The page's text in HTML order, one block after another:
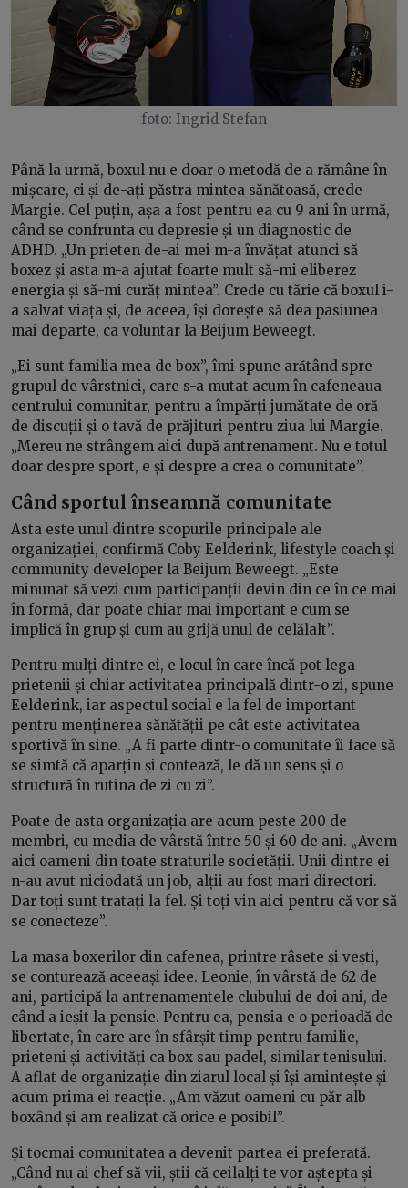
foto: Ingrid Stefan
Până la urmă, boxul nu e doar o metodă de a rămâne în
mișcare, ci și de-ați păstra mintea sănătoasă, crede
Margie. Cel puțin, așa a fost pentru ea cu 9 ani în urmă,
când se confrunta cu depresie și un diagnostic de
ADHD. „Un prieten de-ai mei m-a învățat atunci să
boxez și asta m-a ajutat foarte mult să-mi eliberez
energia și să-mi curăț mintea”. Crede cu tărie că boxul i-
a salvat viața și, de aceea, își dorește să dea pasiunea
mai departe, ca voluntar la Beijum Beweegt.
„Ei sunt familia mea de box”, îmi spune arătând spre
grupul de vârstnici, care s-a mutat acum în cafeneaua
centrului comunitar, pentru a împărți jumătate de oră
de discuții și o tavă de prăjituri pentru ziua lui Margie.
„Mereu ne strângem aici după antrenament. Nu e totul
doar despre sport, e și despre a crea o comunitate”.
Când sportul înseamnă comunitate
Asta este unul dintre scopurile principale ale
organizației, confirmă Coby Eelderink, lifestyle coach și
community developer la Beijum Beweegt. „Este
minunat să vezi cum participanții devin din ce în ce mai
în formă, dar poate chiar mai important e cum se
implică în grup și cum au grijă unul de celălalt”.
Pentru mulți dintre ei, e locul în care încă pot lega
prietenii și chiar activitatea principală dintr-o zi, spune
Eelderink, iar aspectul social e la fel de important
pentru menținerea sănătății pe cât este activitatea
sportivă în sine. „A fi parte dintr-o comunitate îi face să
se simtă că aparțin și contează, le dă un sens și o
structură în rutina de zi cu zi”.
Poate de asta organizația are acum peste 200 de
membri, cu media de vârstă între 50 și 60 de ani. „Avem
aici oameni din toate straturile societății. Unii dintre ei
n-au avut niciodată un job, alții au fost mari directori.
Dar toți sunt tratați la fel. Și toți vin aici pentru că vor să
se conecteze”.
La masa boxerilor din cafenea, printre râsete și vești,
se conturează aceeași idee. Leonie, în vârstă de 62 de
ani, participă la antrenamentele clubului de doi ani, de
când a ieșit la pensie. Pentru ea, pensia e o perioadă de
libertate, în care are în sfârșit timp pentru familie,
prieteni și activități ca box sau padel, similar tenisului.
A aflat de organizație din ziarul local și își amintește și
acum prima ei reacție. „Am văzut oameni cu păr alb
boxând și am realizat că orice e posibil”.
Și tocmai comunitatea a devenit partea ei preferată.
„Când nu ai chef să vii, știi că ceilalți te vor aștepta și